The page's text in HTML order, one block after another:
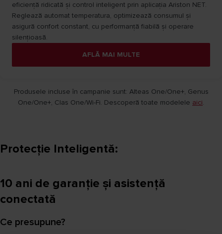
eficiență ridicată și control inteligent prin aplicația Ariston NET.
Reglează automat temperatura, optimizează consumul și
asigură confort constant, cu performanță fiabilă și operare
silențioasă.
AFLĂ MAI MULTE
Produsele incluse în campanie sunt: Alteas One/One+, Genus
One/One+, Clas One/Wi-Fi. Descoperă toate modelele aici.
Protecție Inteligentă:
10 ani de garanție și asistență
conectată
Ce presupune?